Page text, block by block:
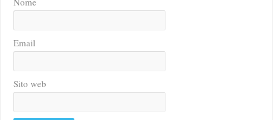
Email
Sito web